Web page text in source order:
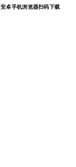
安卓手机浏览器扫码下载